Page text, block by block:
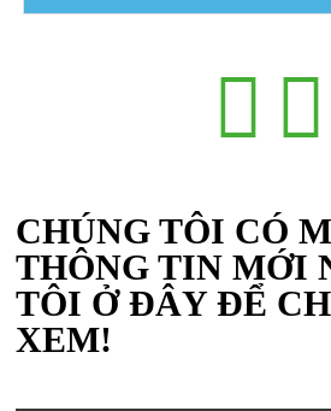
CHÚNG TÔI CÓ
THÔNG TIN MỚI
TÔI Ở ĐÂY ĐỂ
XEM!